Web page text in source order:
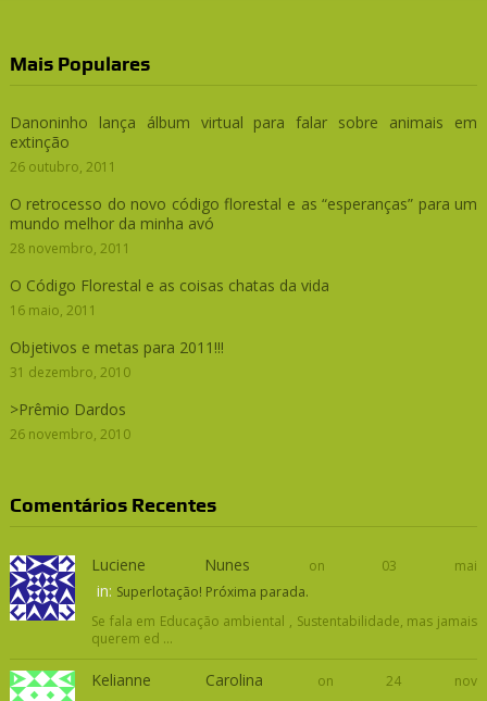
Mais Populares
Danoninho lança álbum virtual para falar sobre animais em
extinção
26 outubro, 2011
O retrocesso do novo código florestal e as “esperanças” para um
mundo melhor da minha avó
28 novembro, 2011
O Código Florestal e as coisas chatas da vida
16 maio, 2011
Objetivos e metas para 2011!!!
31 dezembro, 2010
>Prêmio Dardos
26 novembro, 2010
Comentários Recentes
Luciene Nunes on 03 mai
in: Superlotação! Próxima parada.
Se fala em Educação ambiental , Sustentabilidade, mas jamais
querem ed ...
Kelianne Carolina on 24 nov